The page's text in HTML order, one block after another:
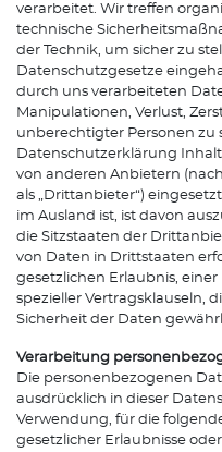
verarbeitet. Wir treffen
technische
der Technik, um sicher zu
Datenschutzgesetze
durch uns verarbeiteten
Manipulationen, Verlust,
unberechtigter Personen zu
Datenschutzerklärung
von anderen Anbietern
als „Drittanbieter“)
im Ausland ist, ist davon
die Sitzstaaten der
von Daten in Drittstaaten
gesetzlichen Erlaubnis,
spezieller Vertragsklauseln,
Sicherheit der Daten
Verarbeitung
Die personenbezogenen
ausdrücklich in dieser
Verwendung, für die
gesetzlicher Erlaubnisse